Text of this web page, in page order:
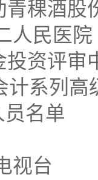
稞酒股
人民医院
资评审
计系列高
名单
视台